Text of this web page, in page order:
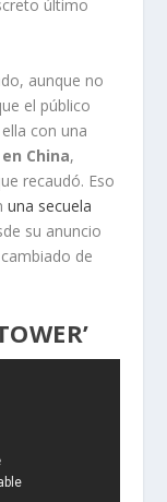
último
aunque no
el público
con una
China,
recaudó. Eso
una secuela
su anuncio
de